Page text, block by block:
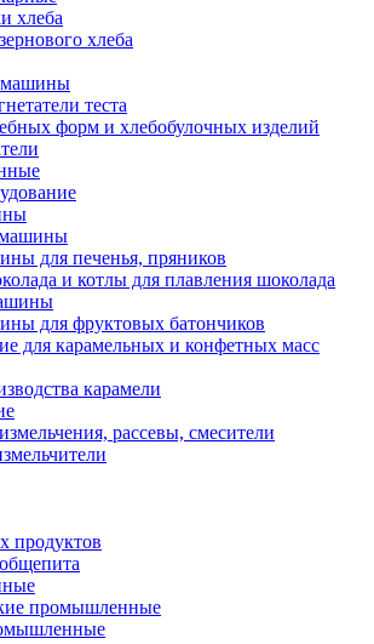
хлеба
хлеба
машины
теста
форм и хлебобулочных изделий
машины
для печенья, пряников
и котлы для плавления шоколада
для фруктовых батончиков
для карамельных и конфетных масс
карамели
рассевы, смесители
продуктов
промышленные